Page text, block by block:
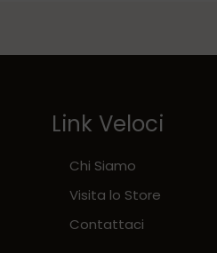
Link Veloci
Chi Siamo
Visita lo Store
Contattaci